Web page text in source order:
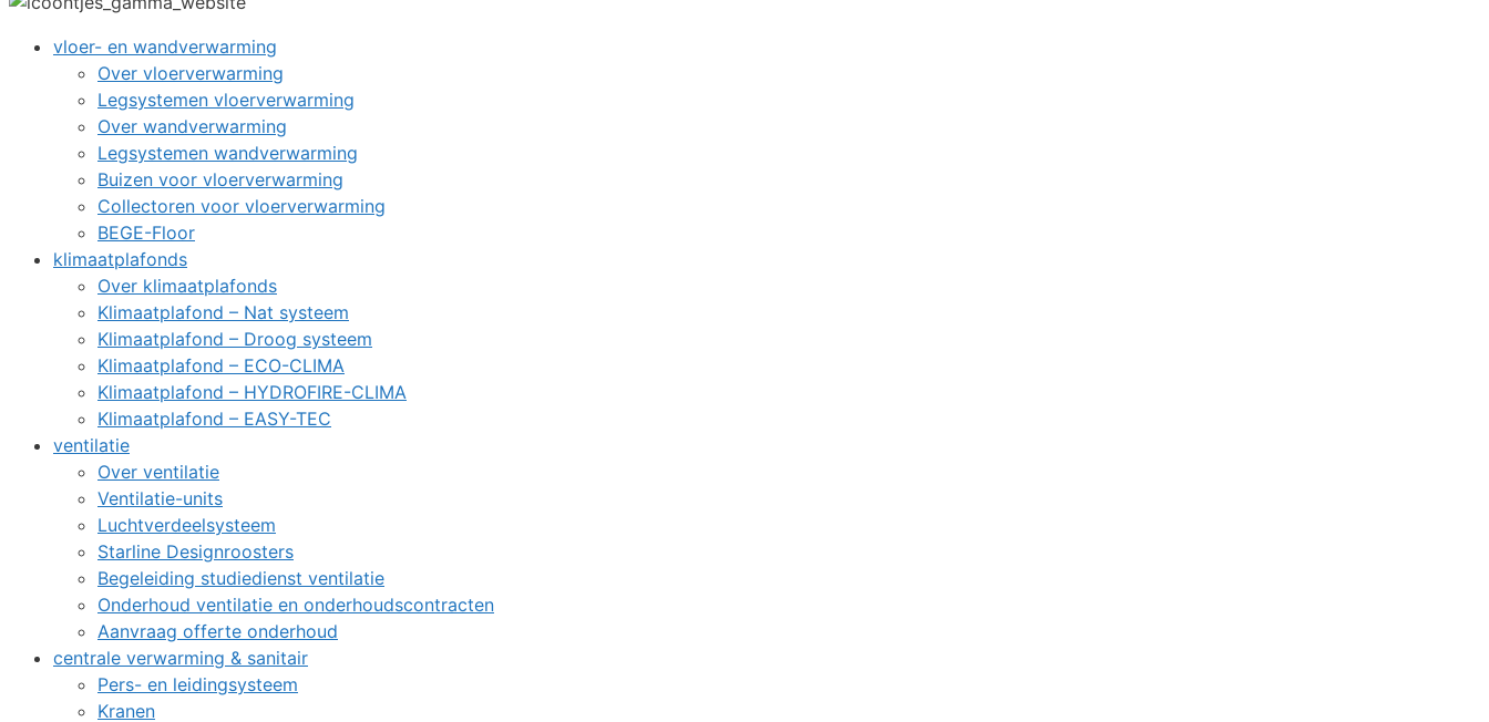
vloer- en wandverwarming
Over vloerverwarming
Legsystemen vloerverwarming
Over wandverwarming
Legsystemen wandverwarming
Buizen voor vloerverwarming
Collectoren voor vloerverwarming
BEGE-Floor
klimaatplafonds
Over klimaatplafonds
Klimaatplafond – Nat systeem
Klimaatplafond – Droog systeem
Klimaatplafond – ECO-CLIMA
Klimaatplafond – HYDROFIRE-CLIMA
Klimaatplafond – EASY-TEC
ventilatie
Over ventilatie
Ventilatie-units
Luchtverdeelsysteem
Starline Designroosters
Begeleiding studiedienst ventilatie
Onderhoud ventilatie en onderhoudscontracten
Aanvraag offerte onderhoud
centrale verwarming & sanitair
Pers- en leidingsysteem
Kranen